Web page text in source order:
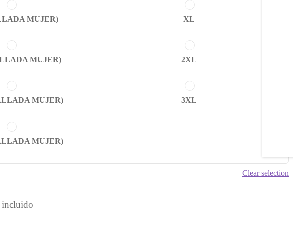
MUJER) XL
MUJER) 2XL
MUJER) 3XL
MUJER)
Clear selection